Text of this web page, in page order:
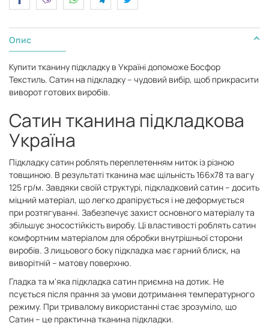
Опис
Купити тканину підкладку в Україні допоможе Босфор
Текстиль. Сатин на підкладку – чудовий вибір, щоб прикрасити
виворот готових виробів.
Сатин тканина підкладкова
Україна
Підкладку сатин роблять переплетенням ниток із різною
товщиною. В результаті тканина має щільність 166х78 та вагу
125 гр/м. Завдяки своїй структурі, підкладковий сатин – досить
міцний матеріал, що легко драпірується і не деформується
при розтягуванні. Забезпечує захист основного матеріалу та
збільшує зносостійкість виробу. Ці властивості роблять сатин
комфортним матеріалом для обробки внутрішньої сторони
виробів. З лицьового боку підкладка має гарний блиск, на
виворітній – матову поверхню.
Гладка та м'яка підкладка сатин приємна на дотик. Не
псується після прання за умови дотримання температурного
режиму. При тривалому використанні стає зрозуміло, що
Сатин – це практична тканина підкладки.